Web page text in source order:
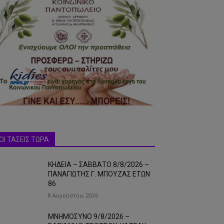
ΤΑΣΕΙΣ ΤΩΡΑ
ΚΗΔΕΙΑ – ΣΑΒΒΑΤΟ 8/8/2026 –
ΠΑΝΑΓΙΩΤΗΣ Γ. ΜΠΟΥΖΑΣ ΕΤΩΝ
86
8 Αυγούστου, 2026
ΜΝΗΜΟΣΥΝΟ 9/8/2026 –